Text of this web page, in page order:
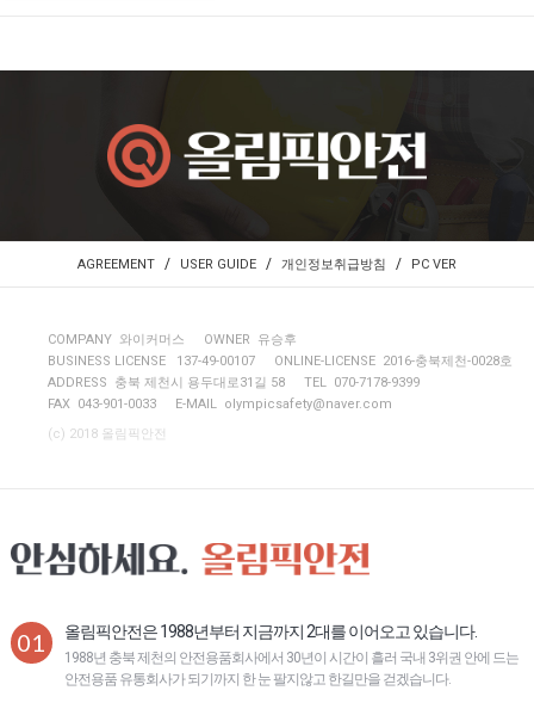
AGREEMENT / USER GUIDE / 개인정보취급방침 / PC VER
COMPANY 와이커머스
OWNER 유승후
BUSINESS LICENSE 137-49-00107
ONLINE-LICENSE 2016-충북제천-0028호
ADDRESS 충북 제천시 용두대로31길 58
TEL 070-7178-9399
FAX 043-901-0033
E-MAIL olympicsafety@naver.com
(c) 2018 올림픽안전
01 올림픽안전은 1988년부터 지금까지 2대를 이어오고 있습니다.
1988년 충북 제천의 안전용품회사에서 30년이 시간이 흘러 국내 3위권 안에 드는
안전용품 유통회사가 되기까지 한 눈 팔지않고 한길만을 걷겠습니다.